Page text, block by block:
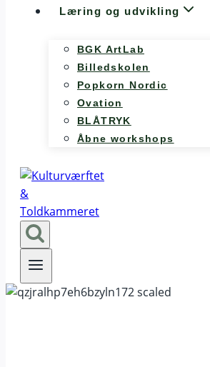
Læring og udvikling
BGK ArtLab
Billedskolen
Popkorn Nordic
Ovation
BLÅTRYK
Åbne workshops